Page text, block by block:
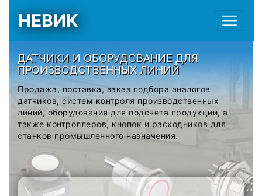
НЕВИК
ДАТЧИКИ И ОБОРУДОВАНИЕ ДЛЯ
ПРОИЗВОДСТВЕННЫХ ЛИНИЙ
Продажа, поставка, заказ подбора аналогов
датчиков, систем контроля производственных
линий, оборудования для подсчета продукции, а
также контроллеров, кнопок и расходников для
станков промышленного назначения.